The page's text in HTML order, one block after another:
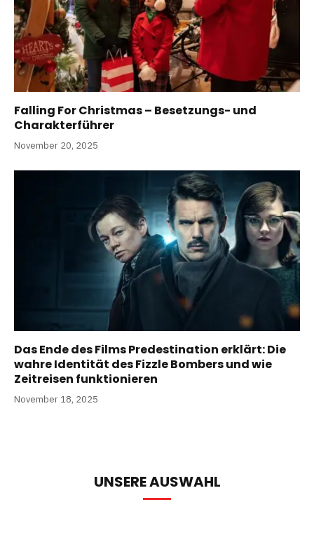
Falling For Christmas – Besetzungs- und
Charakterführer
November 20, 2025
Das Ende des Films Predestination erklärt: Die
wahre Identität des Fizzle Bombers und wie
Zeitreisen funktionieren
November 18, 2025
UNSERE AUSWAHL